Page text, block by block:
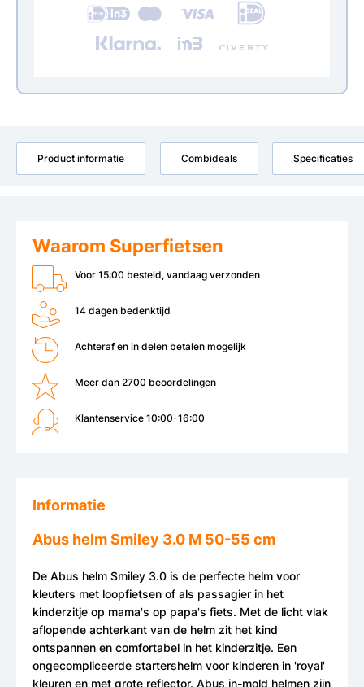
Product informatie Combideals Specificaties
Waarom Superfietsen
Voor 15:00 besteld, vandaag verzonden
14 dagen bedenktijd
Achteraf en in delen betalen mogelijk
Meer dan 2700 beoordelingen
Klantenservice 10:00-16:00
Informatie
Abus helm Smiley 3.0 M 50-55 cm
De Abus helm Smiley 3.0 is de perfecte helm voor
kleuters met loopfietsen of als passagier in het
kinderzitje op mama's op papa's fiets. Met de licht vlak
aflopende achterkant van de helm zit het kind
ontspannen en comfortabel in het kinderzitje. Een
ongecompliceerde startershelm voor kinderen in 'royal'
kleuren en met grote reflector. Abus in-mold helmen zijn